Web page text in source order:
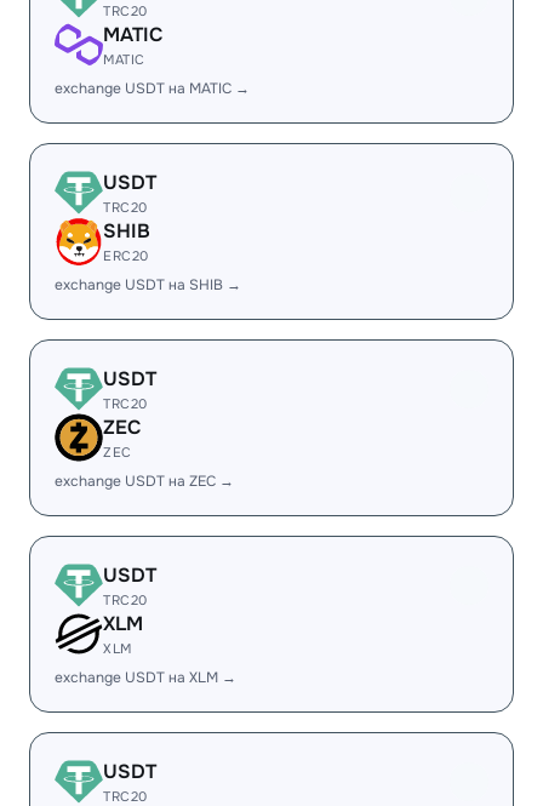
TRC20
MATIC
MATIC
exchange USDT на MATIC →
USDT
TRC20
SHIB
ERC20
exchange USDT на SHIB →
USDT
TRC20
ZEC
ZEC
exchange USDT на ZEC →
USDT
TRC20
XLM
XLM
exchange USDT на XLM →
USDT
TRC20